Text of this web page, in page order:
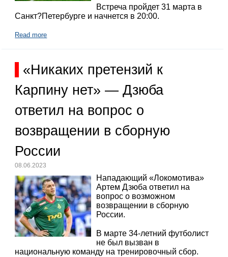
Встреча пройдет 31 марта в
Санкт?Петербурге и начнется в 20:00.
Read more
«Никаких претензий к
Карпину нет» — Дзюба
ответил на вопрос о
возвращении в сборную
России
08.06.2023
Нападающий «Локомотива»
Артем Дзюба ответил на
вопрос о возможном
возвращении в сборную
России.
В марте 34-летний футболист
не был вызван в
национальную команду на тренировочный сбор.